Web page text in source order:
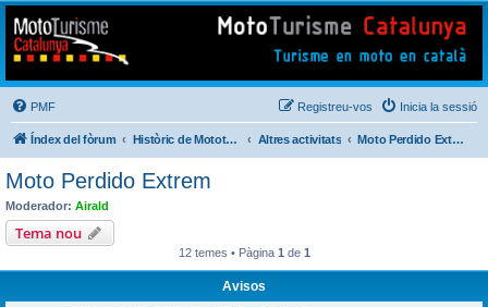
Mototurisme
Turisme en moto en català
PMF Inicia la sessió
Registreu-vos
Índex del fòrum Històric de Mototurisme Altres activitats Moto Perdido Extrem
Moto Perdido Extrem
Moderador: Airald
Tema nou
12 temes • Pàgina 1 de 1
Avisos